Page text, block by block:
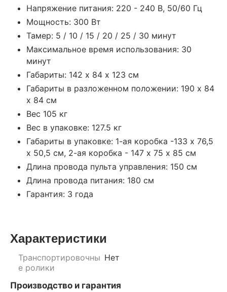
Напряжение питания: 220 - 240 В, 50/60 Гц
Мощность: 300 Вт
Тамер: 5 / 10 / 15 / 20 / 25 / 30 минут
Максимальное время использования: 30
минут
Габариты: 142 х 84 х 123 см
Габариты в разложенном положении: 190 х 84
х 84 см
Вес 105 кг
Вес в упаковке: 127.5 кг
Габариты в упаковке: 1-ая коробка -133 х 76,5
х 50,5 см, 2-ая коробка - 147 х 75 х 85 см
Длина провода пульта управления: 150 см
Длина провода питания: 180 см
Гарантия: 3 года
Характеристики
Транспортировочны
е ролики
Нет
Производство и гарантия